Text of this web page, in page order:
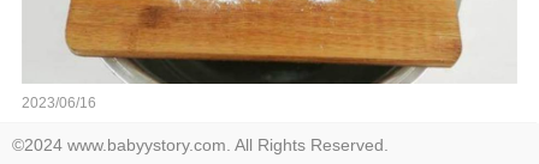
2023/06/16
©2024 www.babyystory.com. All Rights Reserved.